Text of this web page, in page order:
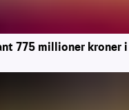
775 millioner kroner